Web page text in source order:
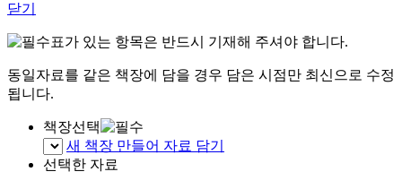
닫기
표가 있는 항목은 반드시 기재해 주셔야 합니다.
동일자료를 같은 책장에 담을 경우 담은 시점만 최신으로 수정
됩니다.
책장선택
새 책장 만들어 자료 담기
선택한 자료